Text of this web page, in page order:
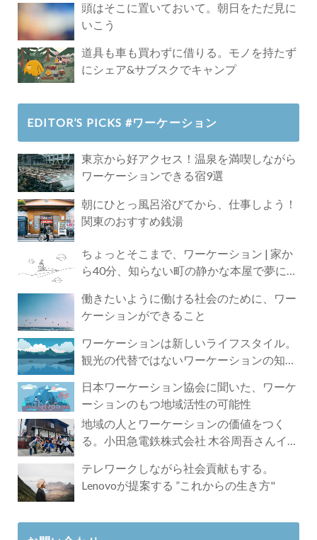
頭はそこに置いておいて。朝日をただ見に
いこう
道具も車も買わずに借りる。モノを持たず
にシェア&サブスクでキャンプ
EDITOR’S PICKS #ワーケーション
東京から好アクセス！温泉を満喫しながら
ワーケーションできる宿9選
朝にひとっ風呂浴びてから、仕事しよう！
関東のおすすめ銭湯
ちょっとそこまで、ワーケーション | 家か
ら40分、知らない町の静かな本屋で夢に近
働きたいように働ける社会のために、ワー
ケーションができること
ワーケーションは新しいライフスタイル。
観光の代替ではないワーケーションの知ら
日本ワーケーション協会に聞いた、ワーケ
ーションのもつ地域活性の可能性
地域の人とワーケーションの価値をつく
る。小田急電鉄株式会社 木谷周吾さんイン
テレワークしながら社会貢献もする。
Lenovoが提案する ”これからの生き方"